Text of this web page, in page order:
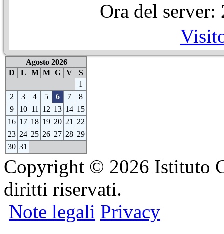
Ora del
Agosto 2026
D
L M M G V
S
1
2
3 4 5 6 7
8
9
10 11 12 13 14 15
16 17 18 19 20 21
22
23 24 25 26 27 28 29
30 31
Copyright © 2026 Istituto
diritti riservati.
Note legali Privacy